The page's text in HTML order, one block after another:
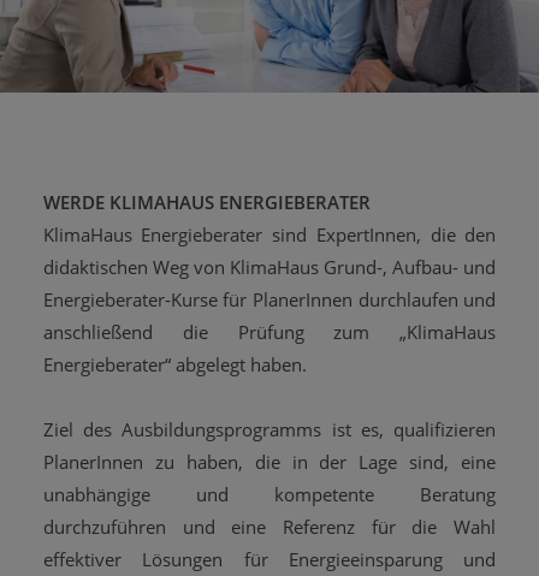
WERDE KLIMAHAUS ENERGIEBERATER
KlimaHaus Energieberater sind ExpertInnen, die den
didaktischen Weg von KlimaHaus Grund-, Aufbau- und
Energieberater-Kurse für PlanerInnen durchlaufen und
anschließend die Prüfung zum „KlimaHaus
Energieberater“ abgelegt haben.
Ziel des Ausbildungsprogramms ist es, qualifizieren
PlanerInnen zu haben, die in der Lage sind, eine
unabhängige und kompetente Beratung
durchzuführen und eine Referenz für die Wahl
effektiver Lösungen für Energieeinsparung und